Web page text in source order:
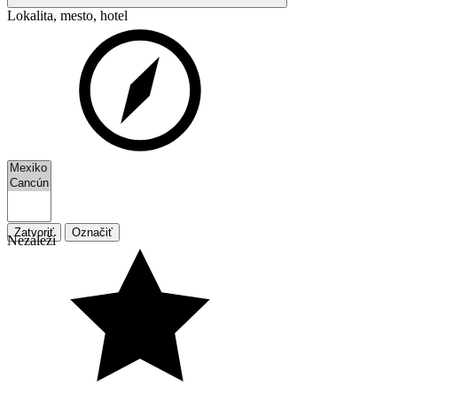
Lokalita, mesto, hotel
Zatvoriť Označiť
Nezáleží